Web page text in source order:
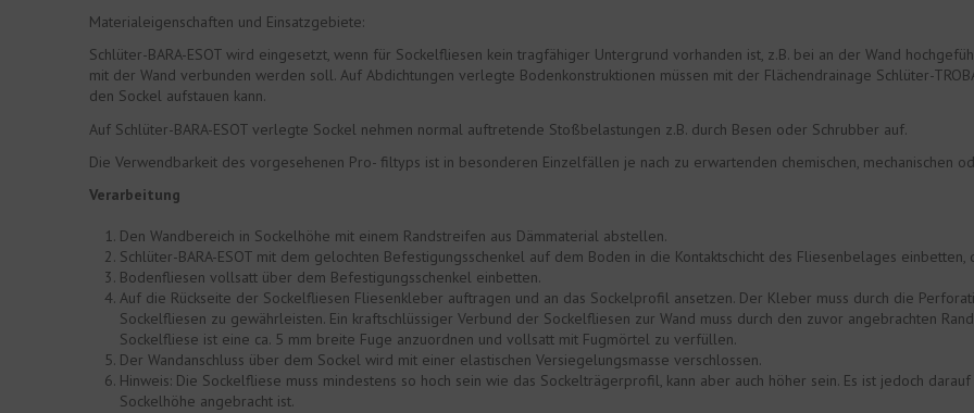
Materialeigenschaften und Einsatzgebiete:
Schlüter-BARA-ESOT wird eingesetzt, wenn für Sockelfliesen kein tragfähiger Untergrund vorhanden ist, z.B. bei an der Wand
mit der Wand verbunden werden soll. Auf Abdichtungen verlegte Bodenkonstruktionen müssen mit der Flächendrainage Schlüter-
den Sockel aufstauen kann.
Auf Schlüter-BARA-ESOT verlegte Sockel nehmen normal auftretende Stoßbelastungen z.B. durch Besen oder Schrubber auf.
Die Verwendbarkeit des vorgesehenen Pro- filtyps ist in besonderen Einzelfällen je nach zu erwartenden chemischen, mechanischen
Verarbeitung
Den Wandbereich in Sockelhöhe mit einem Randstreifen aus Dämmaterial abstellen.
Schlüter-BARA-ESOT mit dem gelochten Befestigungsschenkel auf dem Boden in die Kontaktschicht des Fliesenbelages
Bodenfliesen vollsatt über dem Befestigungsschenkel einbetten.
Auf die Rückseite der Sockelfliesen Fliesenkleber auftragen und an das Sockelprofil ansetzen. Der Kleber muss durch die
Sockelfliesen zu gewährleisten. Ein kraftschlüssiger Verbund der Sockelfliesen zur Wand muss durch den zuvor angebrachten
Sockelfliese ist eine ca. 5 mm breite Fuge anzuordnen und vollsatt mit Fugmörtel zu verfüllen.
Der Wandanschluss über dem Sockel wird mit einer elastischen Versiegelungsmasse verschlossen.
Hinweis: Die Sockelfliese muss mindestens so hoch sein wie das Sockelträgerprofil, kann aber auch höher sein. Es ist jedoch
Sockelhöhe angebracht ist.